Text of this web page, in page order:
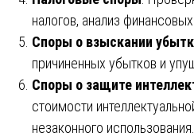
налогов, анализ
Споры о взыскании
причиненных убытков и
Споры о защите
стоимости
незаконного использования.